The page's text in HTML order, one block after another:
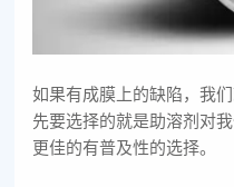
如果有成膜上的缺陷，我
先要选择的就是助溶剂对
更佳的有普及性的选择。